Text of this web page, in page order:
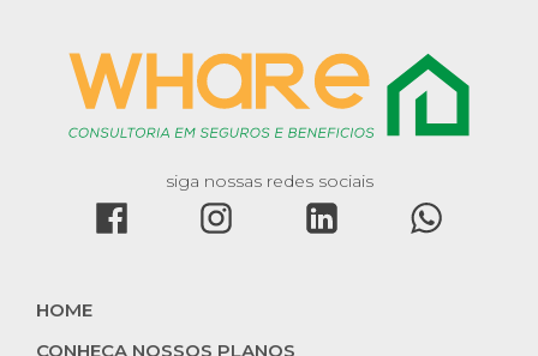
siga nossas redes sociais
HOME
CONHEÇA NOSSOS PLANOS